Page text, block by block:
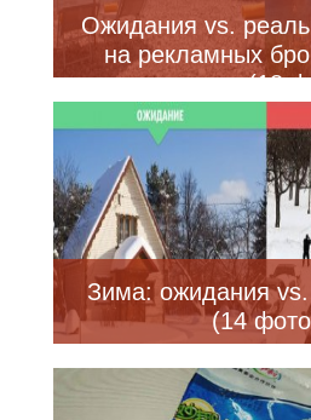
Ожидания vs.
на рекламных
жизни (18
Зима: ожидания vs.
(14